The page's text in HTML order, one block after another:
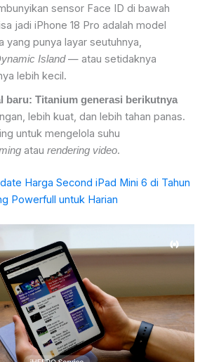
sensor Face ID di bawah
jadi iPhone 18 Pro adalah model
yang punya layar seutuhnya,
Island— atau setidaknya
lebih kecil.
baru: Titanium generasi berikutnya
lebih kuat, dan lebih tahan panas.
untuk mengelola suhu
atau rendering video.
Harga Second iPad Mini 6 di Tahun
Powerfull untuk Harian